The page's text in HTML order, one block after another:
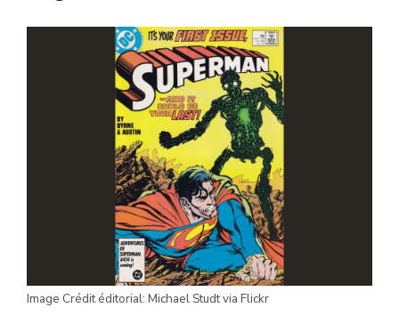
Image Crédit éditorial: Michael Studt via Flickr